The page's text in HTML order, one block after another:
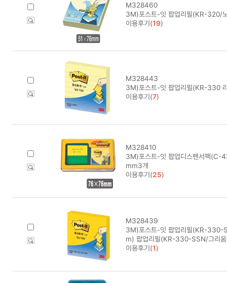
M328460
3M)포스트-잇 팝업리필(KR-320/
이용후기(19)
M328443
3M)포스트-잇 팝업리필(KR-330
이용후기(7)
M328410
3M)포스트-잇 팝업디스펜서팩(C-
mm3개
이용후기(25)
M328439
3M)포스트-잇 팝업리필(KR-
m) 팝업리필(KR-330-SSN/그리
이용후기(1)